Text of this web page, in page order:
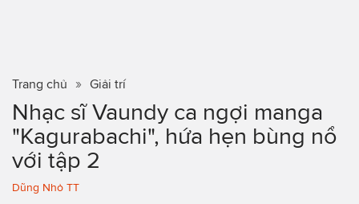
Trang chủ Giải trí
Nhạc sĩ Vaundy ca ngợi manga
"Kagurabachi", hứa hẹn bùng nổ
với tập 2
Dũng Nhỏ TT